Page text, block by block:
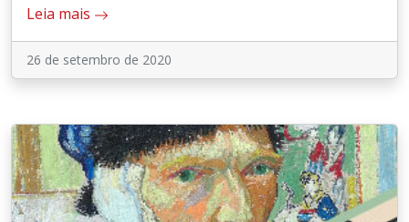
Leia mais
26 de setembro de 2020